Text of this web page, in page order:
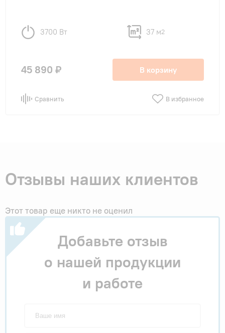
3700 Вт 37 м2
45 890 ₽ В корзину
Сравнить В избранное
Отзывы наших клиентов
Этот товар еще никто не оценил
Добавьте отзыв
о нашей продукции
и работе